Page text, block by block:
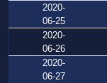
2020-
06-25
2020-
06-26
2020-
06-27